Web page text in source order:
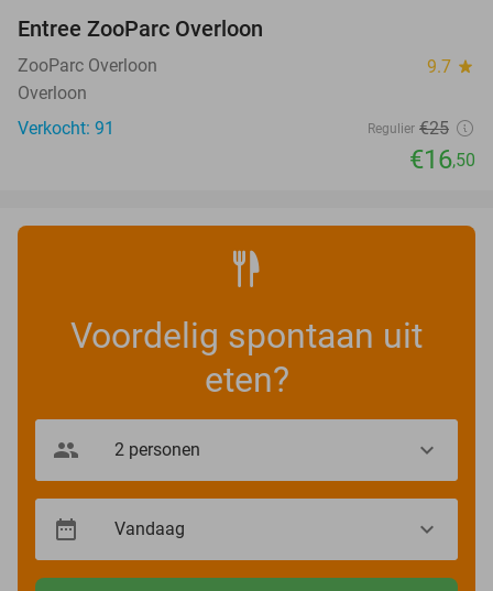
TODAY
Entree ZooParc Overloon
ZooParc Overloon 9.7 star
Overloon
Verkocht: 91
Regulier €25
€16,50
Voordelig spontaan uit
eten?